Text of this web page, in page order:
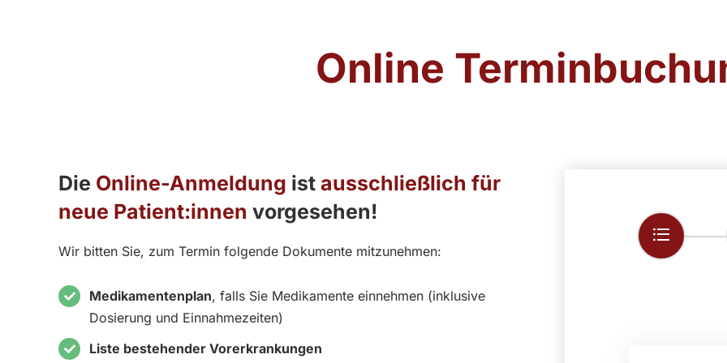
Online
Die Online-Anmeldung ist ausschließlich für
neue Patient:innen vorgesehen!
Wir bitten Sie, zum Termin folgende Dokumente mitzunehmen:
Medikamentenplan, falls Sie Medikamente einnehmen (inklusive
Dosierung und Einnahmezeiten)
Liste bestehender Vorerkrankungen